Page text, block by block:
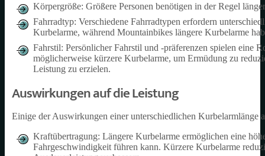
Körpergröße: Größere Personen benötigen in der Regel
Fahrradtyp: Verschiedene Fahrradtypen erfordern
Kurbelarme, während Mountainbikes längere Kurbelarme
Fahrstil: Persönlicher Fahrstil und -präferenzen spielen eine
möglicherweise kürzere Kurbelarme, um Ermüdung zu
Leistung zu erzielen.
Auswirkungen auf die Leistung
Einige der Auswirkungen einer unterschiedlichen Kurbelarmlänge
Kraftübertragung: Längere Kurbelarme ermöglichen eine
Fahrgeschwindigkeit führen kann. Kürzere Kurbelarme